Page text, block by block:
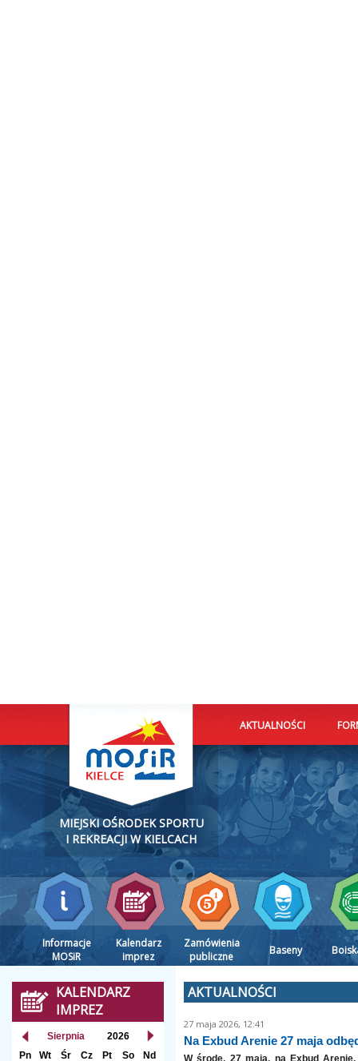
AKTUALNOŚCI
MIEJSKI OŚRODEK SPORTU
I REKREACJI W KIELCACH
Informacje
MOSiR
Kalendarz
imprez
Zamówienia
publiczne
Baseny
KALENDARZ
IMPREZ
Sierpnia
2026
Pn
Wt Śr Cz Pt So Nd
AKTUALNOŚCI
27 maja 2026, 12:41
Na Exbud Arenie 27 maja
W środę, 27 maja, na Exbud